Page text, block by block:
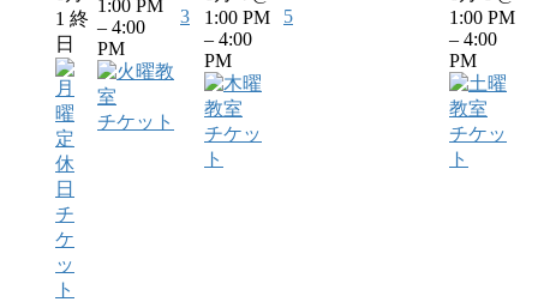
1 終
日
チ
ケ
ッ
ト
1:00 PM
– 4:00
PM
チケット
3
1:00 PM
– 4:00
PM
チケッ
ト
5
1:00 PM
– 4:00
PM
チケッ
ト